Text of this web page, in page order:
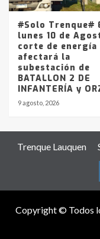
#Solo Trenque#
lunes 10 de
corte de energía
afectará la
subestación de
BATALLON 2 DE
INFANTERÍA y
9 agosto, 2026
Trenque Lauquen
Copyright © Todos